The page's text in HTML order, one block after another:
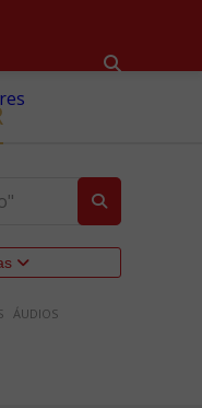
ÁUDIOS